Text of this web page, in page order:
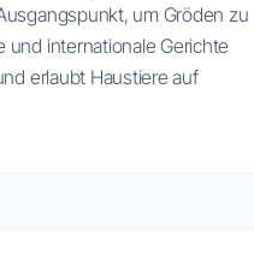
um Gröden zu
und internationale Gerichte
erlaubt Haustiere auf